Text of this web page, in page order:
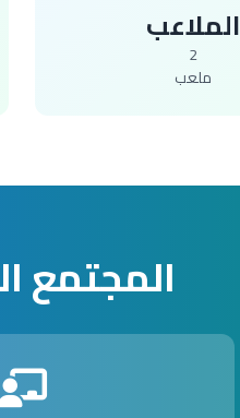
الملاعب
2
ملعب
المجتمع